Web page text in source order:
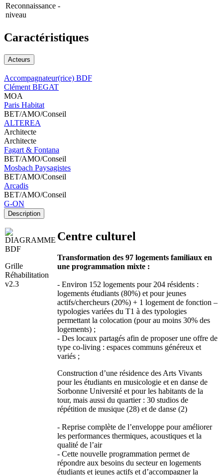
Reconnaissance -
niveau
Caractéristiques
Acteurs
Accompagnateur(rice) BDF
Clément BEGAT
MOA
Paris Habitat
BET/AMO/Conseil
ALTEREA
Architecte
Architecte
Fagart & Fontana
BET/AMO/Conseil
Mosbach Paysagistes
BET/AMO/Conseil
Arcadis
BET/AMO/Conseil
G-ON
Description
Grille
Réhabilitation
v2.3
Centre culturel
Transformation des 97 logements familiaux en
une programmation mixte :
- Environ 152 logements pour 204 résidents :
logements étudiants (80%) et pour jeunes
actifs/chercheurs (20%) + 1 logement de fonction –
typologies variées du T1 à des typologies
permettant la colocation (pour au moins 30% des
logements) ;
- Des locaux partagés afin de proposer une offre de
type co-living : espaces communs généreux et
variés ;
Construction d’une résidence des Arts Vivants
pour les étudiants en musicologie et en danse de
Sorbonne Université et pour les habitants de la
tour, mais aussi du quartier : 30 studios de
répétition de musique (28) et de danse (2)
- Reprise complète de l’enveloppe pour améliorer
les performances thermiques, acoustiques et la
qualité de l’air
- Cette nouvelle programmation permet de
répondre aux besoins du secteur en logements
étudiants et jeunes actifs et d’accompagner la